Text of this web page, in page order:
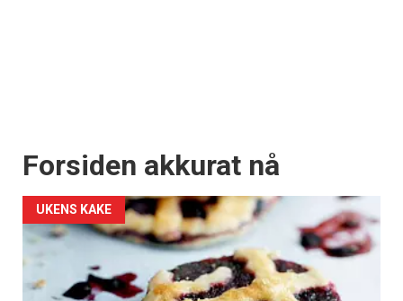
Forsiden akkurat nå
UKENS KAKE